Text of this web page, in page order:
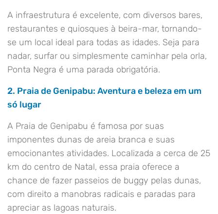
A infraestrutura é excelente, com diversos bares,
restaurantes e quiosques à beira-mar, tornando-
se um local ideal para todas as idades. Seja para
nadar, surfar ou simplesmente caminhar pela orla,
Ponta Negra é uma parada obrigatória.
2. Praia de Genipabu: Aventura e beleza em um
só lugar
A Praia de Genipabu é famosa por suas
imponentes dunas de areia branca e suas
emocionantes atividades. Localizada a cerca de 25
km do centro de Natal, essa praia oferece a
chance de fazer passeios de buggy pelas dunas,
com direito a manobras radicais e paradas para
apreciar as lagoas naturais.